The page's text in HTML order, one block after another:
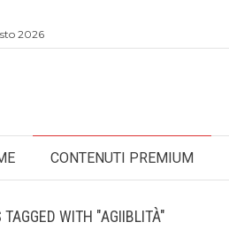
2026
CONTENUTI PREMIUM
TAGGED WITH "AGIIBLITÀ"